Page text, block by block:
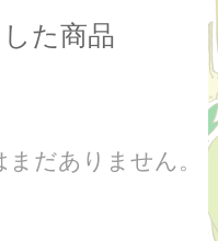
た商品
だありません。